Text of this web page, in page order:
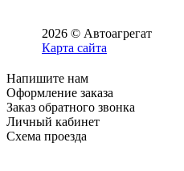
2026 © Автоагрегат
Карта сайта
Напишите нам
Оформление заказа
Заказ обратного звонка
Личный кабинет
Схема проезда